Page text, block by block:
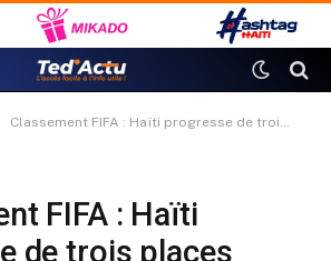
Classement FIFA : Haïti progresse de trois places
FIFA : Haïti
de trois places